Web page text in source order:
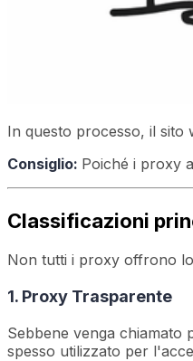
In questo processo, il sito
Consiglio: Poiché i proxy
Classificazioni
Non tutti i proxy offrono lo
1. Proxy Trasparente
Sebbene venga chiamato
spesso utilizzato per